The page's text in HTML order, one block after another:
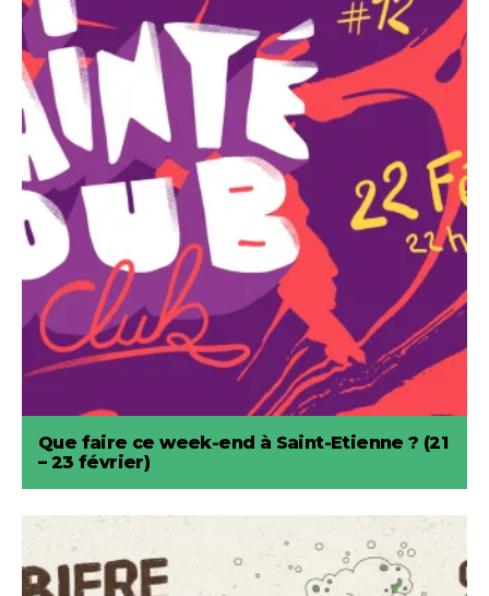
Que faire ce week-end à Saint-Etienne ? (21
– 23 février)